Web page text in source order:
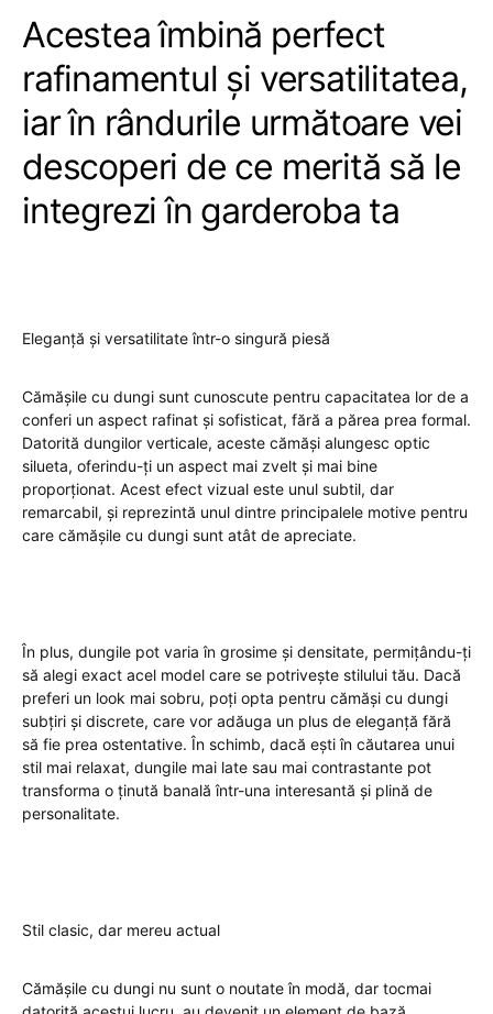
Acestea îmbină perfect
rafinamentul și versatilitatea,
iar în rândurile următoare vei
descoperi de ce merită să le
integrezi în garderoba ta
Eleganță și versatilitate într-o singură piesă
Cămășile cu dungi sunt cunoscute pentru capacitatea lor de a
conferi un aspect rafinat și sofisticat, fără a părea prea formal.
Datorită dungilor verticale, aceste cămăși alungesc optic
silueta, oferindu-ți un aspect mai zvelt și mai bine
proporționat. Acest efect vizual este unul subtil, dar
remarcabil, și reprezintă unul dintre principalele motive pentru
care cămășile cu dungi sunt atât de apreciate.
În plus, dungile pot varia în grosime și densitate, permițându-ți
să alegi exact acel model care se potrivește stilului tău. Dacă
preferi un look mai sobru, poți opta pentru cămăși cu dungi
subțiri și discrete, care vor adăuga un plus de eleganță fără
să fie prea ostentative. În schimb, dacă ești în căutarea unui
stil mai relaxat, dungile mai late sau mai contrastante pot
transforma o ținută banală într-una interesantă și plină de
personalitate.
Stil clasic, dar mereu actual
Cămășile cu dungi nu sunt o noutate în modă, dar tocmai